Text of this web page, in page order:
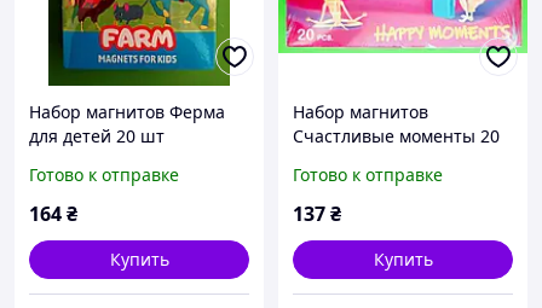
Набор магнитов Ферма
для детей 20 шт
Готово к отправке
164₴
Купить
Набор магнитов
Счастливые моменты 20
детей и взрослых
Готово к отправке
137₴
Купить